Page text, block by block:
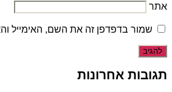
אתר
שמור בדפדפן זה את השם, האימייל
תגובות אחרונות